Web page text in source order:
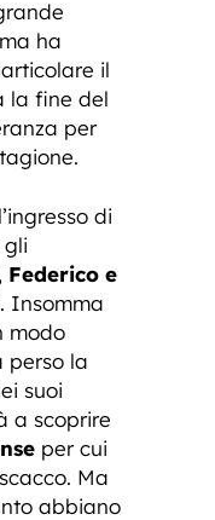
ha
il
la fine del
per
di
gli
e
. Insomma
modo
perso la
suoi
a scoprire
per cui
Ma
abbiano